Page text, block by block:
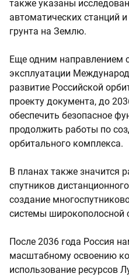
также указаны
автоматических станций
грунта на Землю.
Еще одним направлением
эксплуатации
развитие Российской
проекту документа, до
обеспечить безопасное
продолжить работы по
орбитального комплекса.
В планах также значится
спутников
создание
системы широкополосной
После 2036 года Россия
масштабному освоению
использование ресурсов